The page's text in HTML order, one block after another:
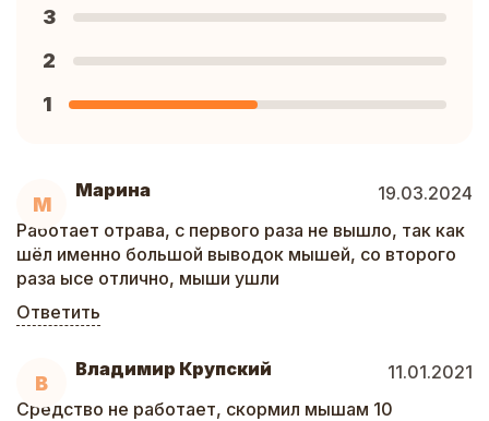
М
Марина
19.03.2024
Работает отрава, с первого раза не вышло, так как
шёл именно большой выводок мышей, со второго
раза ысе отлично, мыши ушли
Ответить
В
Владимир Крупский
11.01.2021
Средство не работает, скормил мышам 10
3
2
1